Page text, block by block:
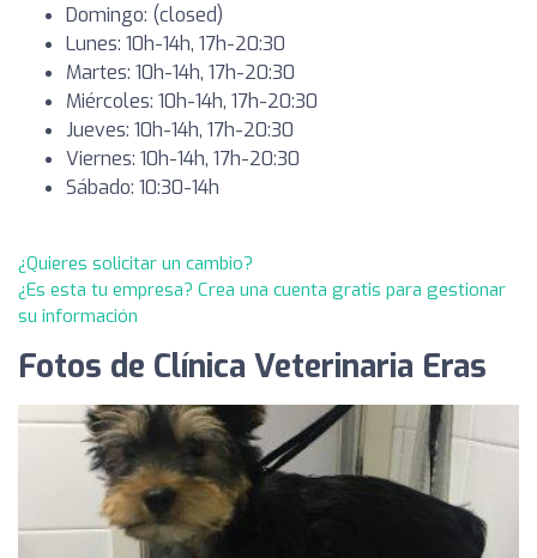
Domingo: (closed)
Lunes: 10h-14h, 17h-20:30
Martes: 10h-14h, 17h-20:30
Miércoles: 10h-14h, 17h-20:30
Jueves: 10h-14h, 17h-20:30
Viernes: 10h-14h, 17h-20:30
Sábado: 10:30-14h
¿Quieres solicitar un cambio?
¿Es esta tu empresa? Crea una cuenta gratis para gestionar
su información
Fotos de Clínica Veterinaria Eras